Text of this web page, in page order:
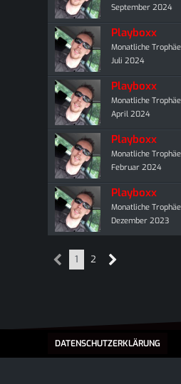
September 2024
Playboxx
Monatliche
Juli 2024
Playboxx
Monatliche
April 2024
Playboxx
Monatliche
Februar 2024
Playboxx
Monatliche
Dezember 2023
1 2
DATENSCHUTZERKLÄRUNG